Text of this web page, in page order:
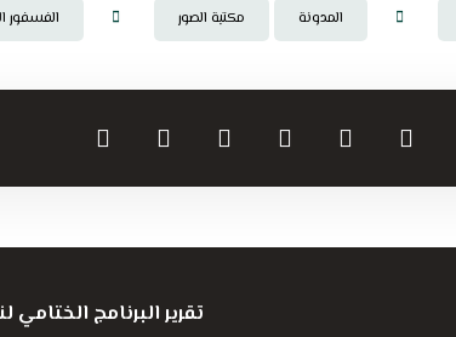
المدونة مكتبة الصور الفسفور
تقرير البرنامج الختامي